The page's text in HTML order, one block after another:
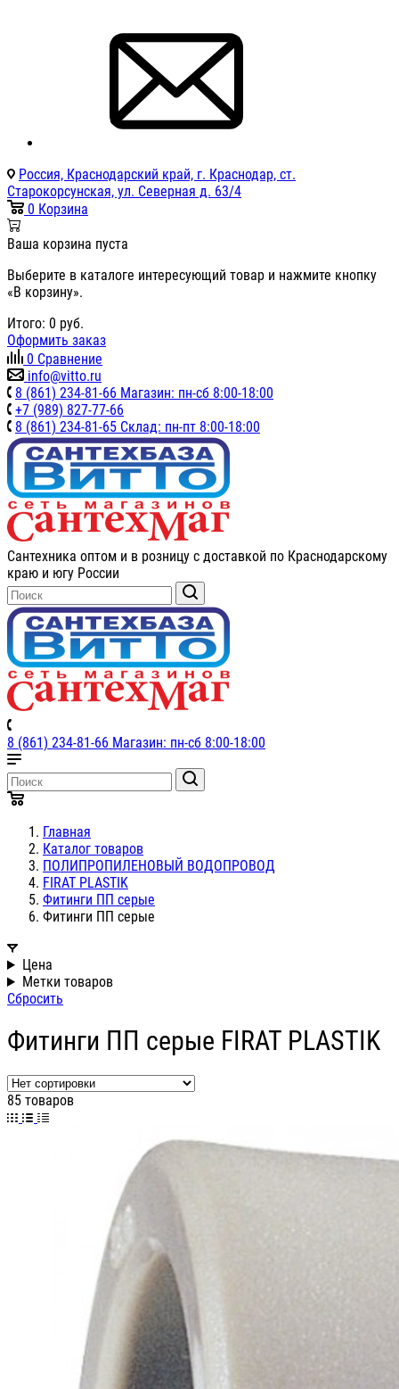
Россия, Краснодарский край, г. Краснодар, ст.
Старокорсунская, ул. Северная д. 63/4
0 Корзина
Ваша корзина пуста
Выберите в каталоге интересующий товар и нажмите кнопку
«В корзину».
Итого: 0 руб.
Оформить заказ
0 Сравнение
info@vitto.ru
8 (861) 234-81-66 Магазин: пн-сб 8:00-18:00
+7 (989) 827-77-66
8 (861) 234-81-65 Склад: пн-пт 8:00-18:00
Сантехника оптом и в розницу с доставкой по Краснодарскому
краю и югу России
8 (861) 234-81-66 Магазин: пн-сб 8:00-18:00
Главная
Каталог товаров
ПОЛИПРОПИЛЕНОВЫЙ ВОДОПРОВОД
FIRAT PLASTIK
Фитинги ПП серые
Фитинги ПП серые
Цена
Метки товаров
Сбросить
Фитинги ПП серые FIRAT PLASTIK
85 товаров